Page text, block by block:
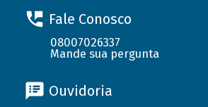
Fale Conosco
08007026337
Mande sua pergunta
Ouvidoria